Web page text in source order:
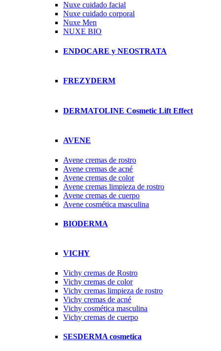
Nuxe cuidado facial
Nuxe cuidado corporal
Nuxe Men
NUXE BIO
ENDOCARE y NEOSTRATA
FREZYDERM
DERMATOLINE Cosmetic Lift Effect
AVENE
Avene cremas de rostro
Avene cremas de acné
Avene cremas de color
Avene cremas limpieza de rostro
Avene cremas de cuerpo
Avene cosmética masculina
BIODERMA
VICHY
Vichy cremas de Rostro
Vichy cremas de color
Vichy cremas limpieza de rostro
Vichy cremas de acné
Vichy cosmética masculina
Vichy cremas de cuerpo
SESDERMA cosmetica